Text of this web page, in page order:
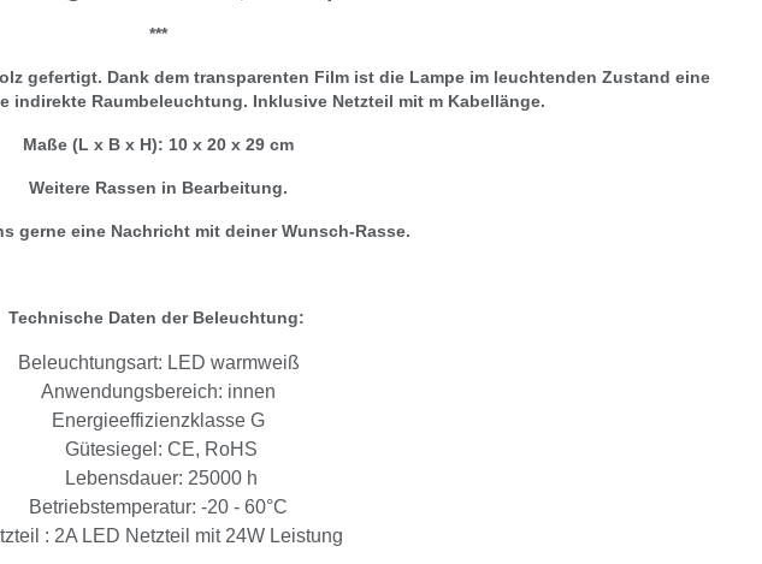
***
gefertigt. Dank dem transparenten Film ist die Lampe im leuchtenden Zustand eine
indirekte Raumbeleuchtung. Inklusive Netzteil mit m Kabellänge.
Maße (L x B x H): 10 x 20 x 29 cm
Weitere Rassen in Bearbeitung.
gerne eine Nachricht mit deiner Wunsch-Rasse.
Technische Daten der Beleuchtung:
Beleuchtungsart: LED warmweiß
Anwendungsbereich: innen
Energieeffizienzklasse G
Gütesiegel: CE, RoHS
Lebensdauer: 25000 h
Betriebstemperatur: -20 - 60°C
: 2A LED Netzteil mit 24W Leistung